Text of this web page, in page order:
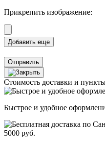
Прикрепить изображение:
Отправить
Стоимость доставки и
Быстрое и удобное